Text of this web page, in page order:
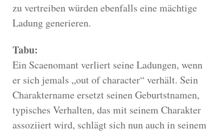
zu vertreiben würden ebenfalls eine mächtige
Ladung generieren.
Tabu:
Ein Scaenomant verliert seine Ladungen, wenn
er sich jemals „out of character“ verhält. Sein
Charaktername ersetzt seinen Geburtstnamen,
typisches Verhalten, das mit seinem Charakter
assoziiert wird, schlägt sich nun auch in seinem